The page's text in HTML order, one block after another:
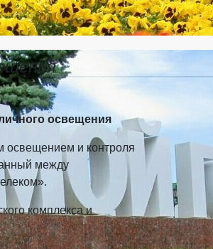
освещения
освещением и контроля
между
комплекса и